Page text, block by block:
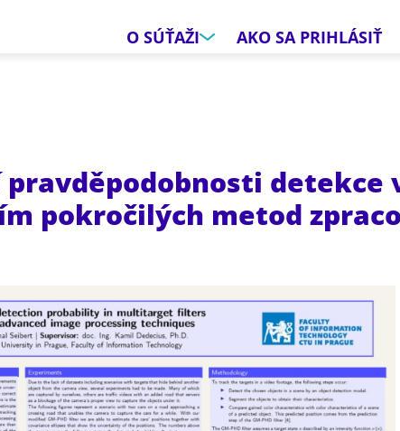
O SÚŤAŽI AKO SA PRIHLÁSIŤ
pravděpodobnosti
pokročilých metod